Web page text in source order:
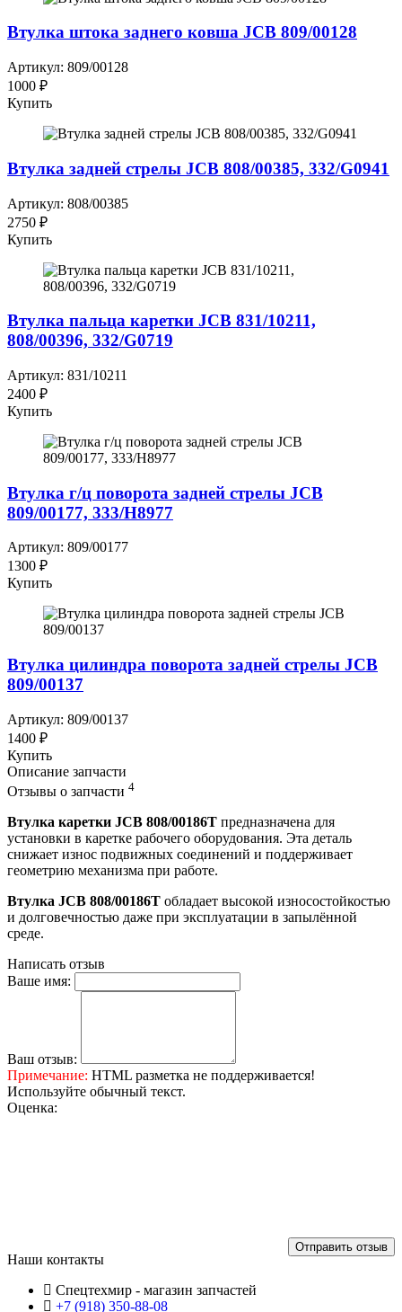
Втулка штока заднего ковша JCB 809/00128
Артикул: 809/00128
1000 ₽
Купить
Втулка задней стрелы JCB 808/00385, 332/G0941
Артикул: 808/00385
2750 ₽
Купить
Втулка пальца каретки JCB 831/10211,
808/00396, 332/G0719
Артикул: 831/10211
2400 ₽
Купить
Втулка г/ц поворота задней стрелы JCB
809/00177, 333/H8977
Артикул: 809/00177
1300 ₽
Купить
Втулка цилиндра поворота задней стрелы JCB
809/00137
Артикул: 809/00137
1400 ₽
Купить
Описание запчасти
Отзывы о запчасти 4
Втулка каретки JCB 808/00186Т предназначена для
установки в каретке рабочего оборудования. Эта деталь
снижает износ подвижных соединений и поддерживает
геометрию механизма при работе.
Втулка JCB 808/00186Т обладает высокой износостойкостью
и долговечностью даже при эксплуатации в запылённой
среде.
Написать отзыв
Ваше имя:
Ваш отзыв:
Примечание: HTML разметка не поддерживается!
Используйте обычный текст.
Оценка:
Отправить отзыв
Наши контакты
Спецтехмир - магазин запчастей
+7 (918) 350-88-08